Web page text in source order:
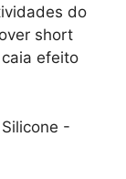
do
short
efeito